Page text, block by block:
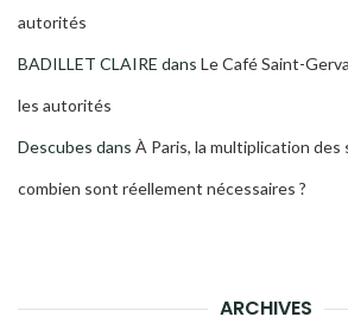
autorités
BADILLET CLAIRE dans Le Café Saint-
les autorités
Descubes dans À Paris, la multiplication
combien sont réellement nécessaires ?
ARCHIVES